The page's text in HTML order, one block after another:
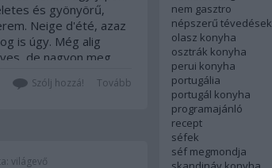
és gyönyörű,
Neige d'été, azaz
is úgy. Még alig
de nagyon meg
Tovább
Szólj hozzá!
világevő
nem gasztro
népszerű tévedések
olasz konyha
osztrák konyha
perui konyha
portugália
portugál konyha
programajánló
recept
séfek
séf megmondja